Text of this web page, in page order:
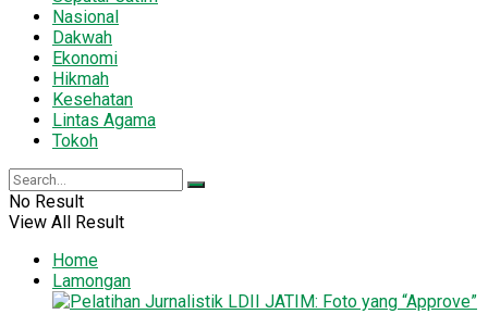
Nasional
Dakwah
Ekonomi
Hikmah
Kesehatan
Lintas Agama
Tokoh
No Result
View All Result
Home
Lamongan